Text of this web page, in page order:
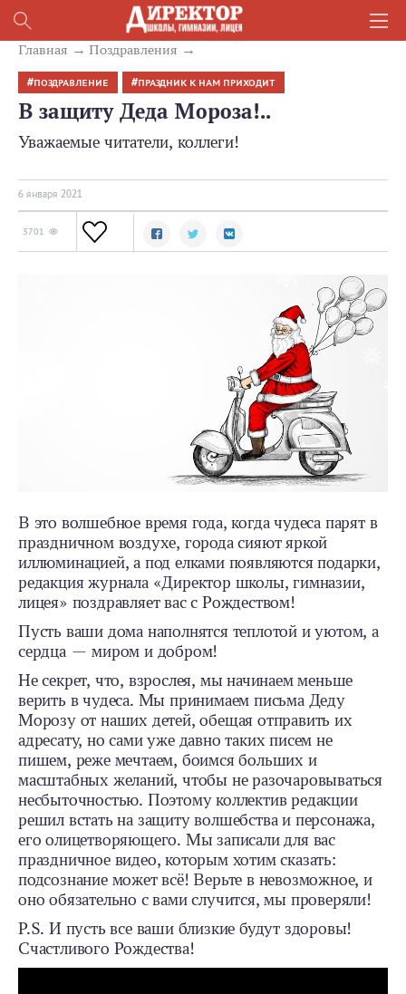
Главная Поздравления
ПОЗДРАВЛЕНИЕ ПРАЗДНИК К НАМ ПРИХОДИТ
В защиту Деда Мороза!..
Уважаемые читатели, коллеги!
6 января 2021
3701
В это волшебное время года, когда чудеса парят в
праздничном воздухе, города сияют яркой
иллюминацией, а под елками появляются подарки,
редакция журнала «Директор школы, гимназии,
лицея» поздравляет вас с Рождеством!
Пусть ваши дома наполнятся теплотой и уютом, а
сердца — миром и добром!
Не секрет, что, взрослея, мы начинаем меньше
верить в чудеса. Мы принимаем письма Деду
Морозу от наших детей, обещая отправить их
адресату, но сами уже давно таких писем не
пишем, реже мечтаем, боимся больших и
масштабных желаний, чтобы не разочаровываться
несбыточностью. Поэтому коллектив редакции
решил встать на защиту волшебства и персонажа,
его олицетворяющего. Мы записали для вас
праздничное видео, которым хотим сказать:
подсознание может всё! Верьте в невозможное, и
оно обязательно с вами случится, мы проверяли!
P.S. И пусть все ваши близкие будут здоровы!
Счастливого Рождества!